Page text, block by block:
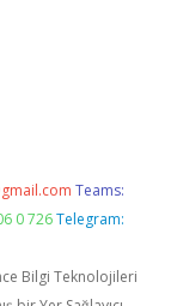
Teams:
0 726 Telegram:
Bilgi Teknolojileri